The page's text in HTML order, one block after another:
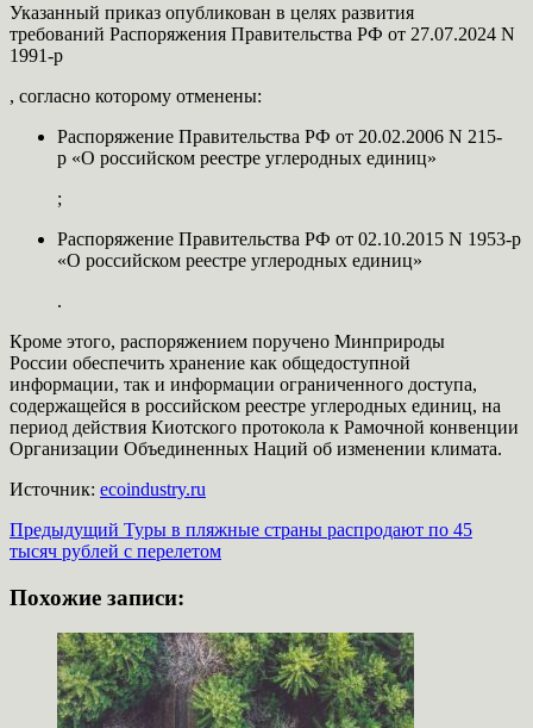
Указанный приказ опубликован в целях развития
требований Распоряжения Правительства РФ от 27.07.2024 N
1991-р
, согласно которому отменены:
Распоряжение Правительства РФ от 20.02.2006 N 215-
р «О российском реестре углеродных единиц»
;
Распоряжение Правительства РФ от 02.10.2015 N 1953-р
«О российском реестре углеродных единиц»
.
Кроме этого, распоряжением поручено Минприроды
России обеспечить хранение как общедоступной
информации, так и информации ограниченного доступа,
содержащейся в российском реестре углеродных единиц, на
период действия Киотского протокола к Рамочной конвенции
Организации Объединенных Наций об изменении климата.
Источник: ecoindustry.ru
Навигация
записи
Предыдущий Туры в пляжные страны распродают по 45
тысяч рублей с перелетом
Похожие записи: